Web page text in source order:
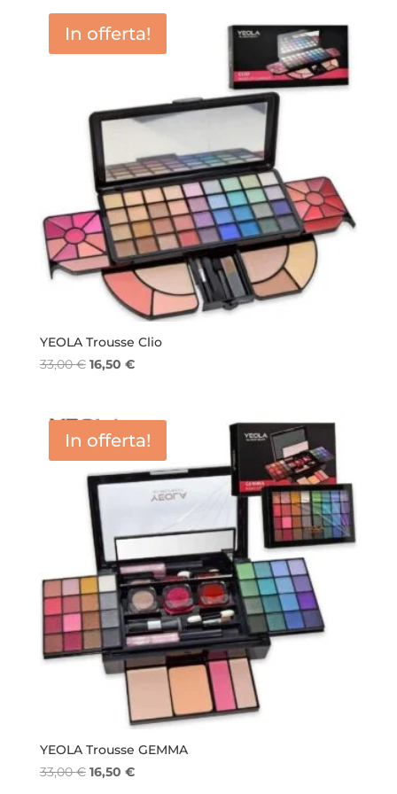
era:
27,00 €.
è:
14,00 €.
In offerta!
YEOLA Trousse Clio
33,00€ Il
era:
33,00 €.
16,50 €Il
è:
16,50 €.
In offerta!
YEOLA Trousse GEMMA
33,00€ Il
16,50 €Il